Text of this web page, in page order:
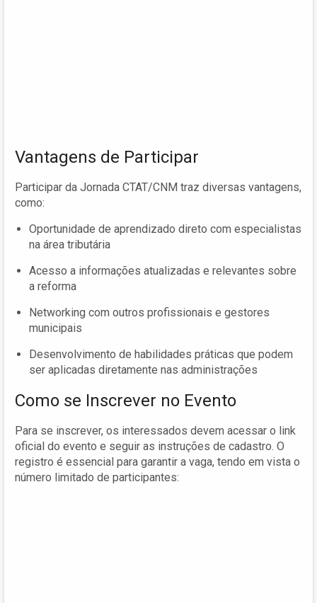
Vantagens de Participar
Participar da Jornada CTAT/CNM traz diversas vantagens,
como:
Oportunidade de aprendizado direto com especialistas
na área tributária
Acesso a informações atualizadas e relevantes sobre
a reforma
Networking com outros profissionais e gestores
municipais
Desenvolvimento de habilidades práticas que podem
ser aplicadas diretamente nas administrações
Como se Inscrever no Evento
Para se inscrever, os interessados devem acessar o link
oficial do evento e seguir as instruções de cadastro. O
registro é essencial para garantir a vaga, tendo em vista o
número limitado de participantes: